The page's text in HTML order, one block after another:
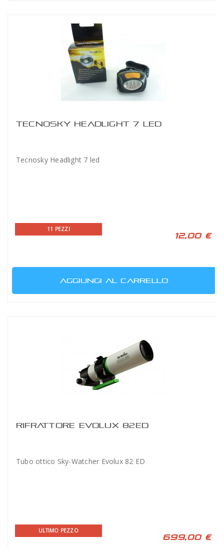
TECNOSKY HEADLIGHT 7 LED
Tecnosky Headlight 7 led
11 PEZZI
12,00 €
AGGIUNGI AL CARRELLO
RIFRATTORE EVOLUX 82ED
Tubo ottico Sky-Watcher Evolux 82 ED
ULTIMO PEZZO
699,00 €